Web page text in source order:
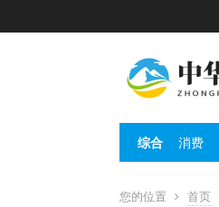
综合 消费
您的位置 首页